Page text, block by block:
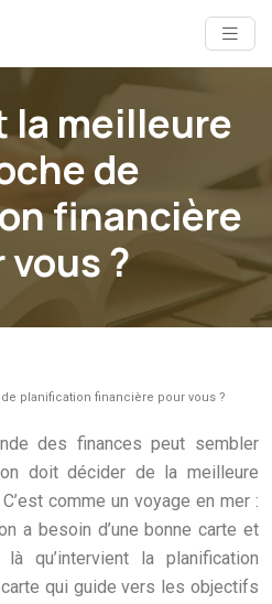
la meilleure
de
financière
vous ?
planification financière pour vous ?
des finances peut sembler
doit décider de la meilleure
comme un voyage en mer :
a besoin d’une bonne carte et
qu’intervient la planification
carte qui guide vers les objectifs